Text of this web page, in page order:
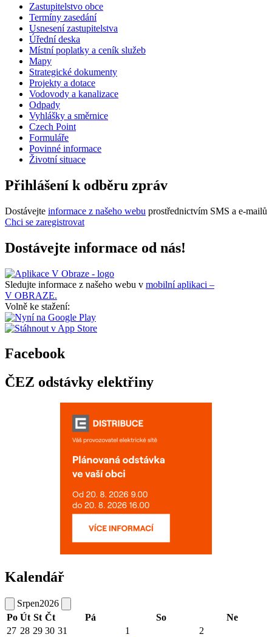
Zastupitelstvo obce
Termíny zasedání
Usnesení zastupitelstva
Úřední deska
Místní poplatky a ceník služeb
Mapy
Strategické dokumenty
Projekty a dotace
Vodovody a kanalizace
Odpady
Vyhlášky a směrnice
Czech Point
Formuláře
Povinné informace
Životní situace
Přihlášení k odběru zpráv
Dostávejte informace z našeho webu prostřednictvím SMS a e-mailů
Chci se zaregistrovat
Dostávejte informace od nás!
Sledujte informace z našeho webu v mobilní aplikaci –
V OBRAZE.
Volně ke stažení:
Facebook
ČEZ odstávky elektřiny
Kalendář
Srpen2026
Po Út St Čt Pá So
Ne
27 28 29 30 31 1 2